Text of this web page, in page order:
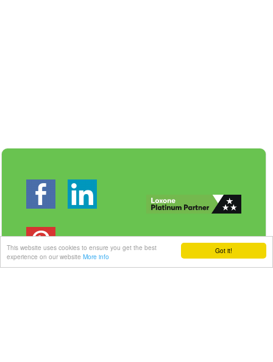
Got it!
This website uses cookies to ensure you get the best
experience on our website More info